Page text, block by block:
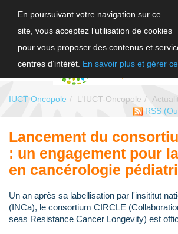
En poursuivant votre navigation sur ce
site, vous acceptez l’utilisation de cookies
pour vous proposer des contenus et
centres d’intérêt. En savoir plus et gérer
IUCT Oncopole L'IUCT-Oncopole
RSS
Lancement du
: un engagement pour
en cancérologie
Un an après sa labellisation par l'insititut
(INCa), le consortium CIRCLE
seas Resistance Cancer Longevity) est